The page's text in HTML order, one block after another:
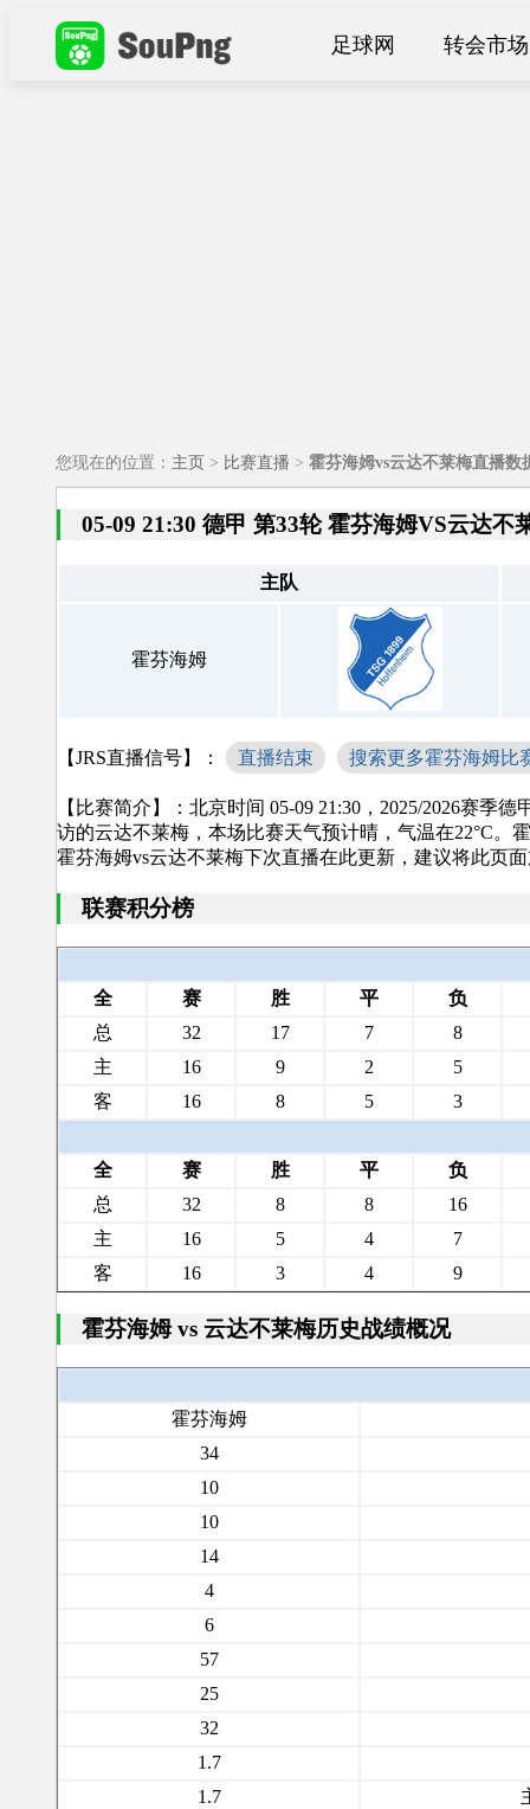
足球网 转会市场
您现在的位置： 主页 > 比赛直播 > 霍芬海姆vs云达不莱梅直播数
05-09 21:30 德甲 第33轮 霍芬海姆VS云达不
主队
霍芬海姆
【JRS直播信号】： 直播结束 搜索更多霍芬海姆比
【比赛简介】：北京时间 05-09 21:30，2025/2026赛季
访的云达不莱梅，本场比赛天气预计晴，气温在22°C。
霍芬海姆vs云达不莱梅下次直播在此更新，建议将此页面
联赛积分榜
全
赛 胜 平 负
总
32 17 7 8
主
16 9 2 5
客
16 8 5 3
全
赛 胜 平 负
总
32 8 8 16
主
16 5 4 7
客
16 3 4 9
霍芬海姆 vs 云达不莱梅历史战绩概况
霍芬海姆
34
10
10
14
4
6
57
25
32
1.7
1.7